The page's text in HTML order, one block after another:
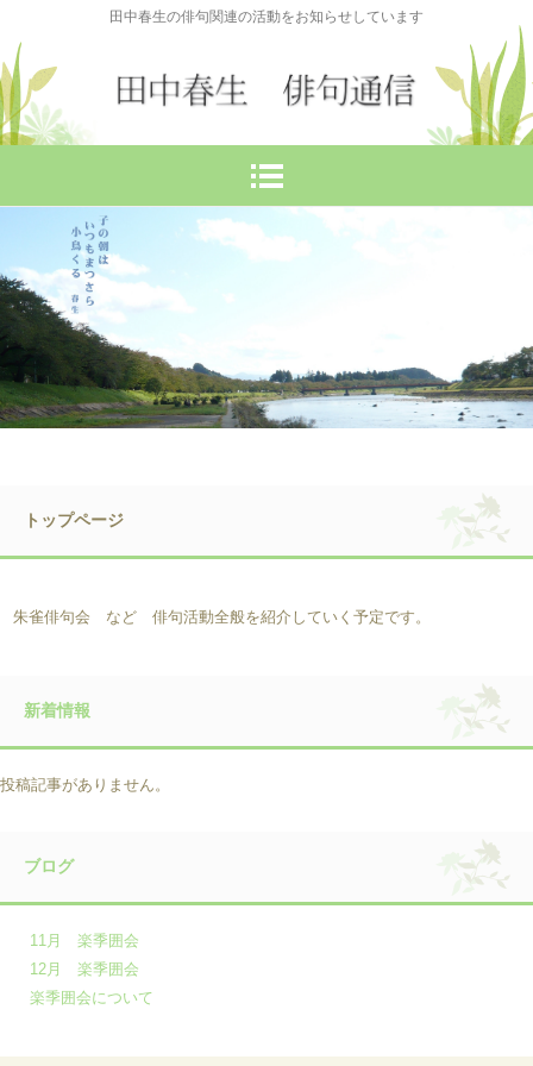
田中春生の俳句関連の活動をお知らせしています
トップページ
朱雀俳句会 など 俳句活動全般を紹介していく予定です。
新着情報
投稿記事がありません。
ブログ
11月 楽季囲会
12月 楽季囲会
楽季囲会について